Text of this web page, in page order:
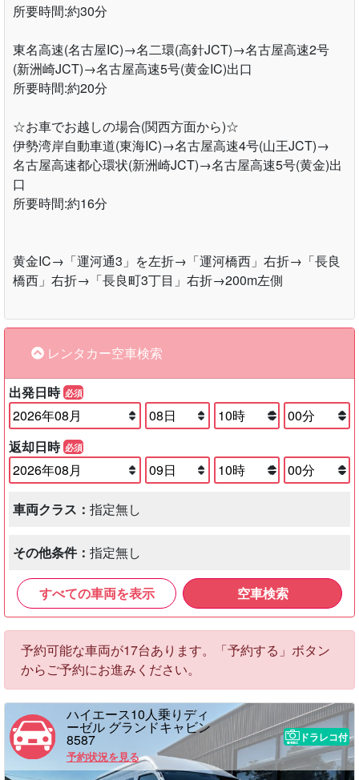
所要時間:約30分
東名高速(名古屋IC)→名二環(高針JCT)→名古屋高速2号
(新洲崎JCT)→名古屋高速5号(黄金IC)出口
所要時間:約20分
☆お車でお越しの場合(関西方面から)☆
伊勢湾岸自動車道(東海IC)→名古屋高速4号(山王JCT)→
名古屋高速都心環状(新洲崎JCT)→名古屋高速5号(黄金)出
口
所要時間:約16分
黄金IC→「運河通3」を左折→「運河橋西」右折→「長良
橋西」右折→「長良町3丁目」右折→200m左側
レンタカー空車検索
出発日時 必須
返却日時 必須
車両クラス： 指定無し
その他条件： 指定無し
すべての車両を表示 空車検索
予約可能な車両が17台あります。「予約する」ボタン
からご予約にお進みください。
ハイエース10人乗りディ
ーゼル グランドキャビン
8587
予約状況を見る
ドラレコ付